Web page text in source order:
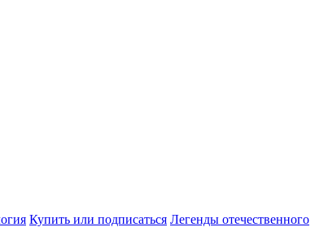
Купить или подписаться Легенды отечественного